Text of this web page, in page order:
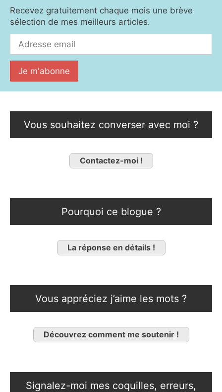
Recevez gratuitement chaque mois une brève
sélection de mes meilleurs articles.
Vous souhaitez converser avec moi ?
Contactez-moi !
Pourquoi ce blogue ?
La réponse en détails !
Vous appréciez j’aime les mots ?
Découvrez comment me soutenir !
Signalez-moi mes coquilles, erreurs,